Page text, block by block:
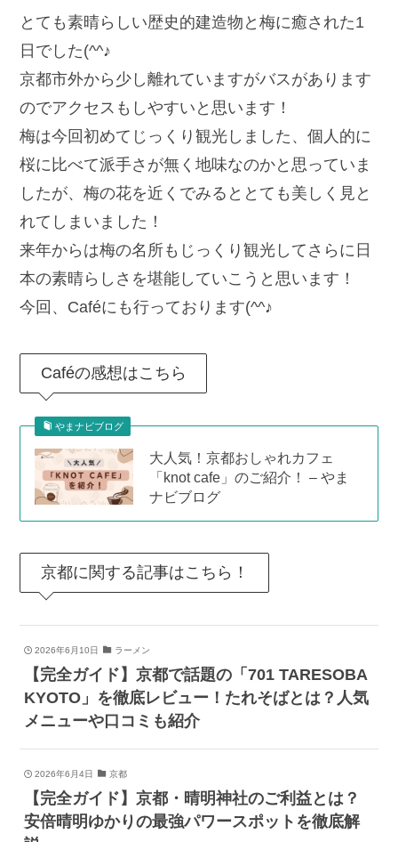
とても素晴らしい歴史的建造物と梅に癒された1
日でした(^^♪
京都市外から少し離れていますがバスがあります
のでアクセスもしやすいと思います！
梅は今回初めてじっくり観光しました、個人的に
桜に比べて派手さが無く地味なのかと思っていま
したが、梅の花を近くでみるととても美しく見と
れてしまいました！
来年からは梅の名所もじっくり観光してさらに日
本の素晴らしさを堪能していこうと思います！
今回、Caféにも行っております(^^♪
Caféの感想はこちら
やまナビブログ
大人気！京都おしゃれカフェ
「knot cafe」のご紹介！ – やま
ナビブログ
京都に関する記事はこちら！
2026年6月10日 ラーメン
【完全ガイド】京都で話題の「701 TARESOBA
KYOTO」を徹底レビュー！たれそばとは？人気
メニューや口コミも紹介
2026年6月4日 京都
【完全ガイド】京都・晴明神社のご利益とは？
安倍晴明ゆかりの最強パワースポットを徹底解